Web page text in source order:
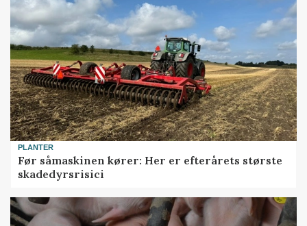
PLANTER
Før såmaskinen kører: Her er efterårets største
skadedyrsrisici